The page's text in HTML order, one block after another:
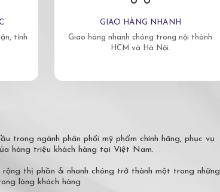
tỉnh
GIAO HÀNG NHANH
Giao hàng nhanh chóng trong nội thành
HCM và Hà Nội.
trong ngành phân phối mỹ phẩm chính hãng, phục vụ
hàng triệu khách hàng tại Việt Nam.
thị phần & nhanh chóng trở thành một trong những
lòng khách hàng